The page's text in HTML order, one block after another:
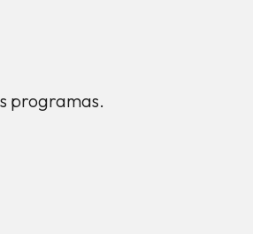
programas.